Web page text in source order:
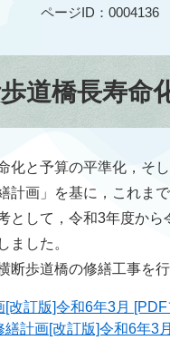
ページID：0004136
道橋長寿命
と予算の平準化，そ
計画」を基に，これま
として，令和3年度か
ました。
歩道橋の修繕工事を行
改訂版]令和6年3月
計画[改訂版]令和6年3